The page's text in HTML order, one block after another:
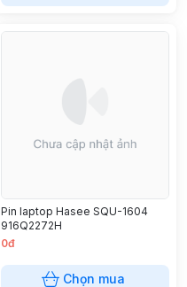
Pin laptop Hasee SQU-1604
916Q2272H
0đ
Chọn mua